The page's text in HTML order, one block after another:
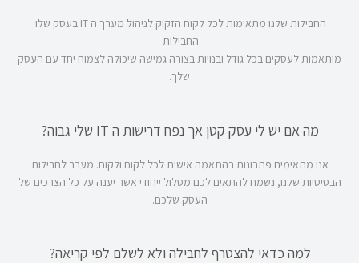
החבילות שלנו מתאימות לכל לקוח הזקוק לניהול מערך ה IT בעסק שלו.
החבילות
מותאמות לעסקים בכל גודל ובנויות בצורה גמישה שיכולה לצמוח יחד עם העסק
שלך.
מה אם יש לי עסק קטן אך נפח דרישות ה IT שלי גבוה?
אנו מתאימים פתרונות בהתאמה אישית לכל לקוח ולקוח. מעבר לחבילות
הבסיסיות שלנו, נשמח להתאים לכם מסלול ייחודי אשר יענה על כל הצרכים של
העסק שלכם.
למה כדאי להצטרף לחבילה ולא לשלם לפי קריאה?